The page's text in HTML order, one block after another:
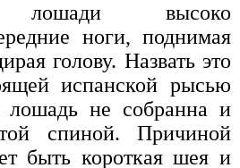
лошади высоко
ноги, поднимая
голову. Назвать это
испанской рысью
лошадь не собранна и
спиной. Причиной
быть короткая шея и